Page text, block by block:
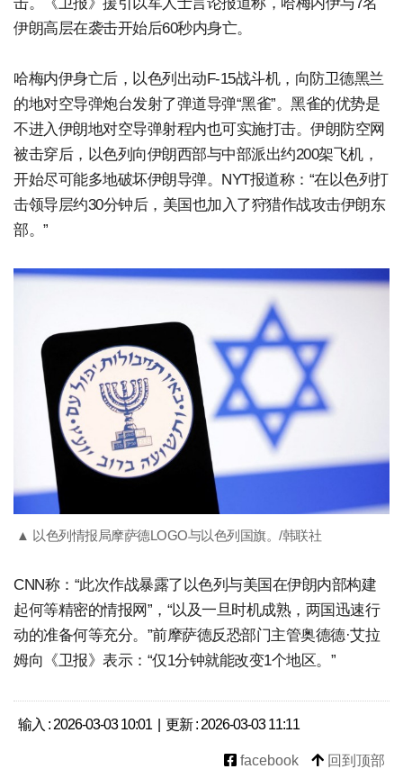
伊朗高层在袭击开始后60秒内身亡。
哈梅内伊身亡后，以色列出动F-15战斗机，向防卫德黑兰
的地对空导弹炮台发射了弹道导弹“黑雀”。黑雀的优势是
不进入伊朗地对空导弹射程内也可实施打击。伊朗防空网
被击穿后，以色列向伊朗西部与中部派出约200架飞机，
开始尽可能多地破坏伊朗导弹。NYT报道称：“在以色列打
击领导层约30分钟后，美国也加入了狩猎作战攻击伊朗东
部。”
▲ 以色列情报局摩萨德LOGO与以色列国旗。/韩联社
CNN称：“此次作战暴露了以色列与美国在伊朗内部构建
起何等精密的情报网”，“以及一旦时机成熟，两国迅速行
动的准备何等充分。”前摩萨德反恐部门主管奥德德·艾拉
姆向《卫报》表示：“仅1分钟就能改变1个地区。”
输入 : 2026-03-03 10:01 | 更新 : 2026-03-03 11:11
facebook 回到顶部